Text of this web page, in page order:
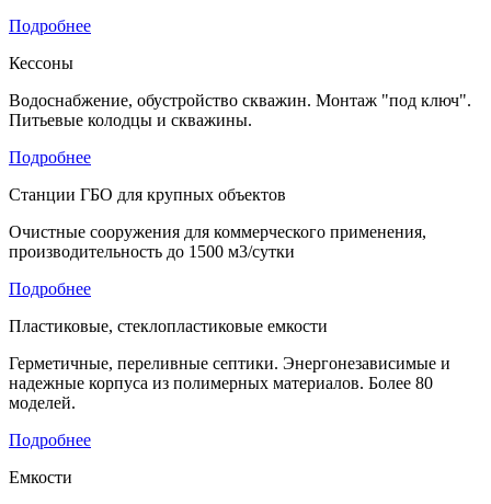
Подробнее
Кессоны
Водоснабжение, обустройство скважин. Монтаж "под ключ".
Питьевые колодцы и скважины.
Подробнее
Станции ГБО для крупных объектов
Очистные сооружения для коммерческого применения,
производительность до 1500 м3/сутки
Подробнее
Пластиковые, стеклопластиковые емкости
Герметичные, переливные септики. Энергонезависимые и
надежные корпуса из полимерных материалов. Более 80
моделей.
Подробнее
Емкости